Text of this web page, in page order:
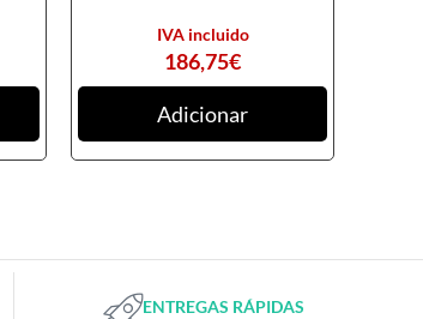
186,75€
IVA incluido
Adicionar
ENTREGAS RÁPIDAS